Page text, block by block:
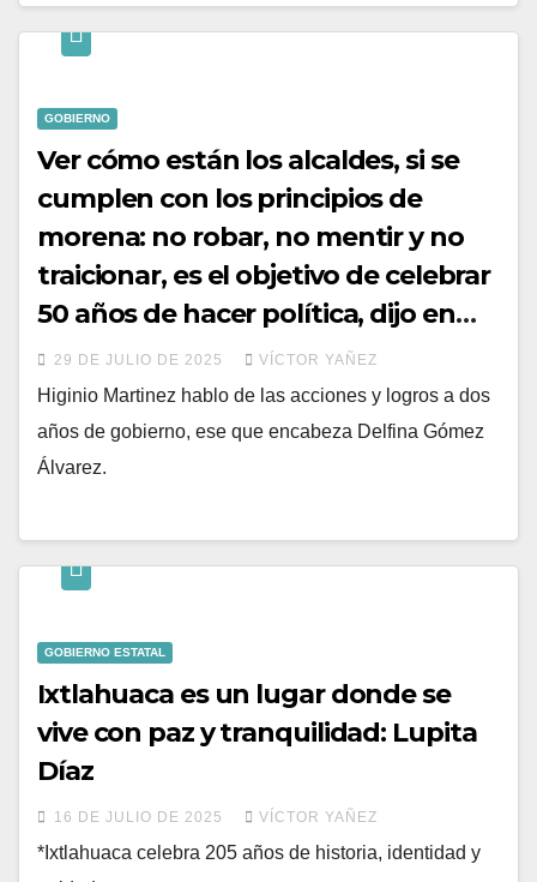
GOBIERNO
Ver cómo están los alcaldes, si se
cumplen con los principios de
morena: no robar, no mentir y no
traicionar, es el objetivo de celebrar
50 años de hacer política, dijo en
entrevista el senador con licencia,
Higinio Martínez .
29 DE JULIO DE 2025 VÍCTOR YAÑEZ
Higinio Martinez hablo de las acciones y logros a dos
años de gobierno, ese que encabeza Delfina Gómez
Álvarez.
GOBIERNO ESTATAL
Ixtlahuaca es un lugar donde se
vive con paz y tranquilidad: Lupita
Díaz
16 DE JULIO DE 2025 VÍCTOR YAÑEZ
*Ixtlahuaca celebra 205 años de historia, identidad y